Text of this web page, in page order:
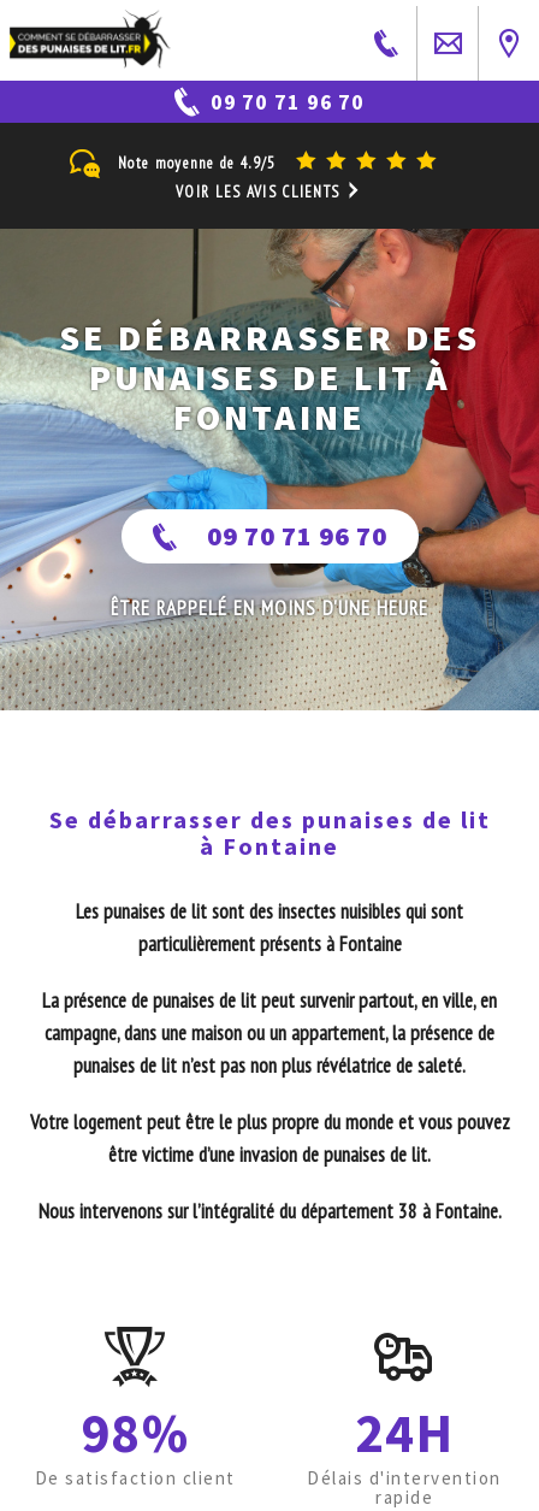
09 70 71 96 70
Note moyenne de 4.9/5
VOIR LES AVIS CLIENTS
SE DÉBARRASSER DES
PUNAISES DE LIT À
FONTAINE
09 70 71 96 70
ÊTRE RAPPELÉ EN MOINS D'UNE HEURE
Se débarrasser des punaises de lit
à Fontaine
Les punaises de lit sont des insectes nuisibles qui sont
particulièrement présents à Fontaine
La présence de punaises de lit peut survenir partout, en ville, en
campagne, dans une maison ou un appartement, la présence de
punaises de lit n’est pas non plus révélatrice de saleté.
Votre logement peut être le plus propre du monde et vous pouvez
être victime d’une invasion de punaises de lit.
Nous intervenons sur l’intégralité du département 38 à Fontaine.
98%
De satisfaction client
24H
Délais d'intervention
rapide